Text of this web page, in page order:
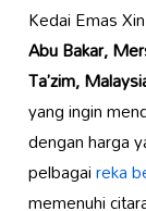
Kedai Emas
Abu Bakar,
Ta’zim,
yang ingin
dengan harga
pelbagaireka
memenuhi